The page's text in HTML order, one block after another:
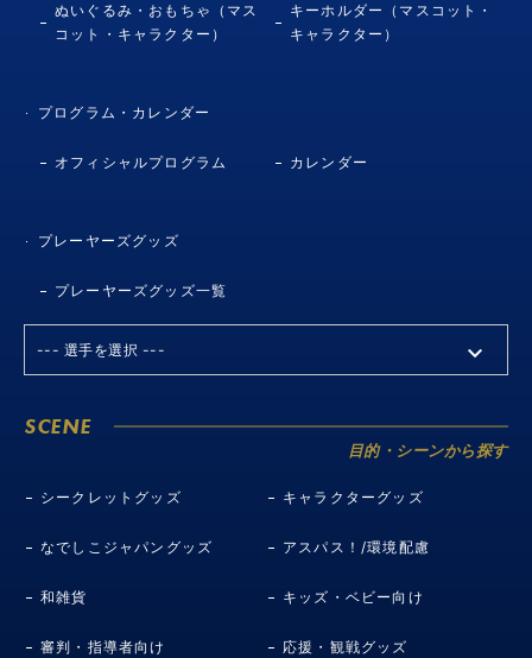
ぬいぐるみ・おもちゃ（マス
コット・キャラクター）
キーホルダー（マスコット・
キャラクター）
プログラム・カレンダー
オフィシャルプログラム カレンダー
プレーヤーズグッズ
プレーヤーズグッズ一覧
SCENE
目的・シーンから探す
シークレットグッズ キャラクターグッズ
なでしこジャパングッズ アスパス！/環境配慮
和雑貨 キッズ・ベビー向け
審判・指導者向け 応援・観戦グッズ